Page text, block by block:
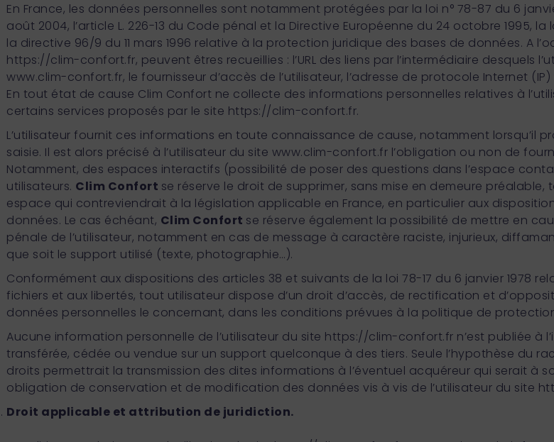
En France, les données personnelles sont notamment protégées par la loi n° 78-87 du 6
août 2004, l’article L. 226-13 du Code pénal et la Directive Européenne du 24 octobre 1995, la
la directive 96/9 du 11 mars 1996 relative à la protection juridique des bases de données. A
https://clim-confort.fr, peuvent êtres recueillies : l’URL des liens par l’intermédiaire desquels
www.clim-confort.fr, le fournisseur d’accès de l’utilisateur, l’adresse de protocole Internet (IP)
En tout état de cause Clim Confort ne collecte des informations personnelles relatives à
certains services proposés par le site https://clim-confort.fr.
L’utilisateur fournit ces informations en toute connaissance de cause, notamment lorsqu’il
saisie. Il est alors précisé à l’utilisateur du site www.clim-confort.fr l’obligation ou non de
Notamment, des espaces interactifs (possibilité de poser des questions dans l’espace
utilisateurs. Clim Confort se réserve le droit de supprimer, sans mise en demeure
espace qui contreviendrait à la législation applicable en France, en particulier aux
données. Le cas échéant, Clim Confort se réserve également la possibilité de mettre en
pénale de l’utilisateur, notamment en cas de message à caractère raciste, injurieux,
que soit le support utilisé (texte, photographie…).
Conformément aux dispositions des articles 38 et suivants de la loi 78-17 du 6 janvier 1978
fichiers et aux libertés, tout utilisateur dispose d’un droit d’accès, de rectification et
données personnelles le concernant, dans les conditions prévues à la politique de
Aucune information personnelle de l’utilisateur du site https://clim-confort.fr n’est publiée à
transférée, cédée ou vendue sur un support quelconque à des tiers. Seule l’hypothèse du
droits permettrait la transmission des dites informations à l’éventuel acquéreur qui serait à
obligation de conservation et de modification des données vis à vis de l’utilisateur du site
Droit applicable et attribution de juridiction.